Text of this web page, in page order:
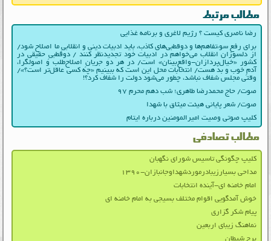
مطالب مرتبط
رضا ناصری کیست ؟ رژیم لاغری و برنامه غذایی
برای رفع سوءتفاهم‌ها و دوقطبی‌های کاذب، باید ادبیات دینی و انقلابیِ ما اصلاح شود/
از دلسوزان انقلاب می‌خواهم در ادبیات‌ خود تجدیدنظر کنند / دوقطبیِ حقیقی در
کشور «خیال‌پردازان-واقع‌بینان» است/ در هر دو جریانِ اصلاح‌طلب و اصولگرا،
آدمِ خوب و بد هست/ انتخابات محل این است که ببینیم «چه کسی عاقل‌تر است؟»/
وقتی مجلس شفاف نباشد، چطور می‌شود دولت را شفاف کرد؟!
صوت/ حاج محمدرضا طاهری؛ شب دهم محرم ۹۷
صوت/ شعر پایانی هیئت میثاق با شهدا
کلیپ صوتی وصیت امیرالمومنین درباره ایتام
مطالب تصادفی
کلیپ چگونگی تاسیس شورای نگهبان
مداحی بسیارزیبادرموردشهداوجانبازان-۱۳۹۰
امام خامنه ای-آینده انتخابات
خوش آمدگویی اقوام مختلف بسیجی به امام خامنه ای
پیام شکر گزاری
نماهنگ زیبای اربعین
برج شیطان